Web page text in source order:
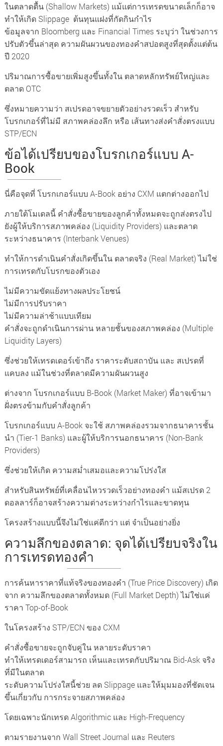
ในตลาดตื้น (Shallow Markets) แม้แต่การเทรดขนาดเล็กก็อาจ
ทำให้เกิด Slippage ต้นทุนแฝงที่กัดกินกำไร
ข้อมูลจาก Bloomberg และ Financial Times ระบุว่า ในช่วงการ
ปรับตัวขึ้นล่าสุด ความผันผวนของทองคำสปอตสูงที่สุดตั้งแต่ต้น
ปี 2020
ปริมาณการซื้อขายเพิ่มสูงขึ้นทั้งใน ตลาดหลักทรัพย์ใหญ่และ
ตลาด OTC
ซึ่งหมายความว่า สเปรดอาจขยายตัวอย่างรวดเร็ว สำหรับ
โบรกเกอร์ที่ไม่มี สภาพคล่องลึก หรือ เส้นทางส่งคำสั่งตรงแบบ
STP/ECN
ข้อได้เปรียบของโบรกเกอร์แบบ A-
Book
นี่คือจุดที่ โบรกเกอร์แบบ A-Book อย่าง CXM แตกต่างออกไป
ภายใต้โมเดลนี้ คำสั่งซื้อขายของลูกค้าทั้งหมดจะถูกส่งตรงไป
ยังผู้ให้บริการสภาพคล่อง (Liquidity Providers) และตลาด
ระหว่างธนาคาร (Interbank Venues)
ทำให้การดำเนินคำสั่งเกิดขึ้นใน ตลาดจริง (Real Market) ไม่ใช่
การเทรดกับโบรกของตัวเอง
ไม่มีความขัดแย้งทางผลประโยชน์
ไม่มีการปรับราคา
ไม่มีความล่าช้าแบบเทียม
คำสั่งจะถูกดำเนินการผ่าน หลายชั้นของสภาพคล่อง (Multiple
Liquidity Layers)
ซึ่งช่วยให้เทรดเดอร์เข้าถึง ราคาระดับสถาบัน และ สเปรดที่
แคบลง แม้ในช่วงที่ตลาดมีความผันผวนสูง
ต่างจาก โบรกเกอร์แบบ B-Book (Market Maker) ที่อาจเข้ามา
ฝั่งตรงข้ามกับคำสั่งลูกค้า
โบรกเกอร์แบบ A-Book จะใช้ สภาพคล่องรวมจากธนาคารชั้น
นำ (Tier-1 Banks) และผู้ให้บริการนอกธนาคาร (Non-Bank
Providers)
ซึ่งช่วยให้เกิด ความสม่ำเสมอและความโปร่งใส
สำหรับสินทรัพย์ที่เคลื่อนไหวรวดเร็วอย่างทองคำ แม้สเปรด 2
ดอลลาร์ก็อาจสร้างความต่างระหว่างกำไรและขาดทุน
โครงสร้างแบบนี้จึงไม่ใช่แค่ดีกว่า แต่ จำเป็นอย่างยิ่ง
ความลึกของตลาด: จุดได้เปรียบจริงใน
การเทรดทองคำ
การค้นหาราคาที่แท้จริงของทองคำ (True Price Discovery) เกิด
จาก ความลึกของตลาดทั้งหมด (Full Market Depth) ไม่ใช่แค่
ราคา Top-of-Book
ในโครงสร้าง STP/ECN ของ CXM
คำสั่งซื้อขายจะถูกจับคู่ใน หลายระดับราคา
ทำให้เทรดเดอร์สามารถ เห็นและเทรดกับปริมาณ Bid-Ask จริง
ที่มีในตลาด
ระดับความโปร่งใสนี้ช่วย ลด Slippage และให้มุมมองที่ชัดเจน
ขึ้นเกี่ยวกับ การกระจายสภาพคล่อง
โดยเฉพาะนักเทรด Algorithmic และ High-Frequency
ตามรายงานจาก Wall Street Journal และ Reuters